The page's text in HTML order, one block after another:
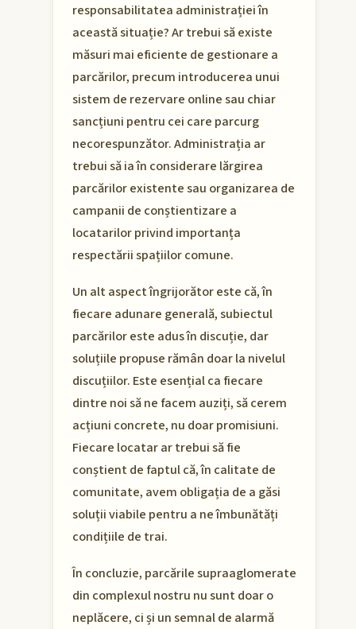
responsabilitatea administrației în
această situație? Ar trebui să existe
măsuri mai eficiente de gestionare a
parcărilor, precum introducerea unui
sistem de rezervare online sau chiar
sancțiuni pentru cei care parcurg
necorespunzător. Administrația ar
trebui să ia în considerare lărgirea
parcărilor existente sau organizarea de
campanii de conștientizare a
locatarilor privind importanța
respectării spațiilor comune.
Un alt aspect îngrijorător este că, în
fiecare adunare generală, subiectul
parcărilor este adus în discuție, dar
soluțiile propuse rămân doar la nivelul
discuțiilor. Este esențial ca fiecare
dintre noi să ne facem auziți, să cerem
acțiuni concrete, nu doar promisiuni.
Fiecare locatar ar trebui să fie
conștient de faptul că, în calitate de
comunitate, avem obligația de a găsi
soluții viabile pentru a ne îmbunătăți
condițiile de trai.
În concluzie, parcările supraaglomerate
din complexul nostru nu sunt doar o
neplăcere, ci și un semnal de alarmă